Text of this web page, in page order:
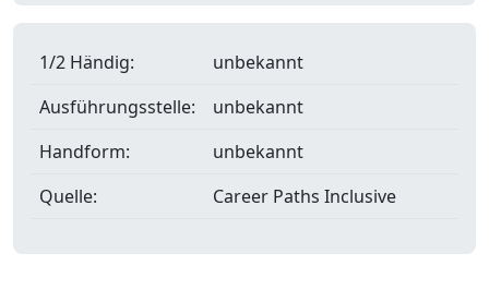
1/2 Händig:
unbekannt
Ausführungsstelle:
unbekannt
Handform:
unbekannt
Quelle:
Career Paths Inclusive